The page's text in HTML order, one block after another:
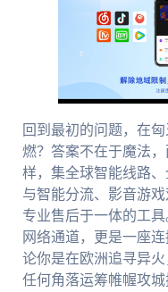
回到最初的问题，在
燃？答案不在于魔法
样，集全球智能线路
与智能分流、影音游
专业售后于一体的工
网络通道，更是一座
论你是在欧洲追寻异
任何角落运筹帷幄攻